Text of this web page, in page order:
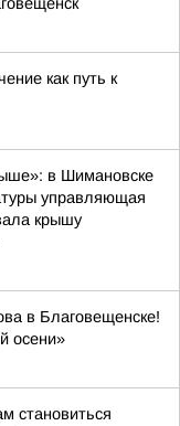
как путь к
в Шимановске
управляющая
крышу
в Благовещенске!
осени»
становиться